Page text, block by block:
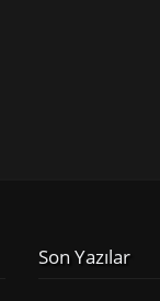
Son Yazılar